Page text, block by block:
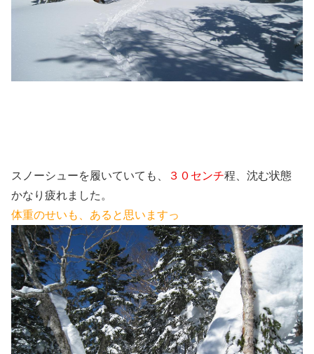
スノーシューを履いていても、 ３０センチ程、沈む状態
かなり疲れました。
体重のせいも、あると思いますっ